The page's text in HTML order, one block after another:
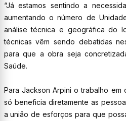
“Já estamos sentindo a
aumentando o número de
análise técnica e geográfica do
técnicas vêm sendo debatidas
para que a obra seja
Saúde.
Para Jackson Arpini o trabalho em
só beneficia diretamente as
a união de esforços para que